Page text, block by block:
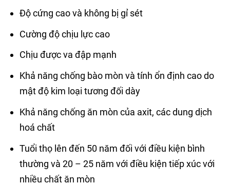
Độ cứng cao và không bị gỉ sét
Cường độ chịu lực cao
Chịu được va đập mạnh
Khả năng chống bào mòn và tính ổn định cao do
mật độ kim loại tương đối dày
Khả năng chống ăn mòn của axit, các dung dịch
hoá chất
Tuổi thọ lên đến 50 năm đối với điều kiện bình
thường và 20 – 25 năm với điều kiện tiếp xúc với
nhiều chất ăn mòn